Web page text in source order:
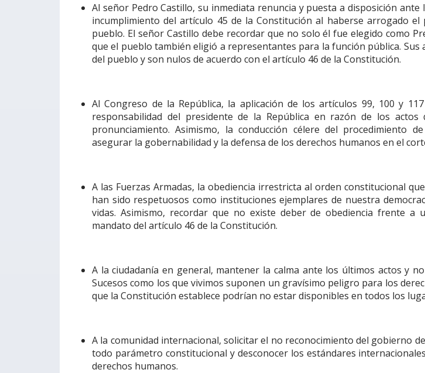
Al señor Pedro Castillo, su inmediata renuncia y puesta a disposición
incumplimiento del artículo 45 de la Constitución al haberse arrogado
pueblo. El señor Castillo debe recordar que no solo él fue elegido como
que el pueblo también eligió a representantes para la función pública. Sus
del pueblo y son nulos de acuerdo con el artículo 46 de la Constitución.
Al Congreso de la República, la aplicación de los artículos 99, 100 y
responsabilidad del presidente de la República en razón de los
pronunciamiento. Asimismo, la conducción célere del procedimiento
asegurar la gobernabilidad y la defensa de los derechos humanos en el
A las Fuerzas Armadas, la obediencia irrestricta al orden constitucional
han sido respetuosos como instituciones ejemplares de nuestra
vidas. Asimismo, recordar que no existe deber de obediencia frente
mandato del artículo 46 de la Constitución.
A la ciudadanía en general, mantener la calma ante los últimos actos y
Sucesos como los que vivimos suponen un gravísimo peligro para los
que la Constitución establece podrían no estar disponibles en todos los
A la comunidad internacional, solicitar el no reconocimiento del gobierno
todo parámetro constitucional y desconocer los estándares
derechos humanos.